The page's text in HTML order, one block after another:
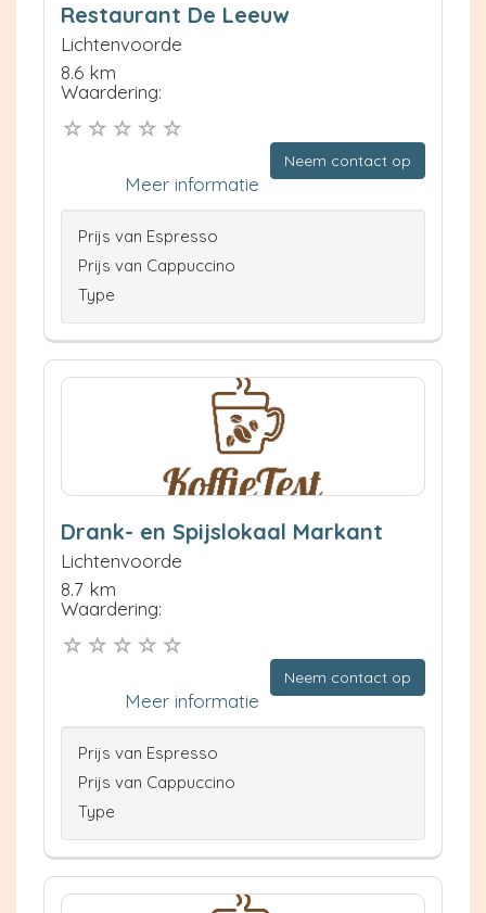
Restaurant De Leeuw
Lichtenvoorde
8.6 km
Waardering:
Neem contact op
Meer informatie
Prijs van Espresso
Prijs van Cappuccino
Type
Drank- en Spijslokaal Markant
Lichtenvoorde
8.7 km
Waardering:
Neem contact op
Meer informatie
Prijs van Espresso
Prijs van Cappuccino
Type